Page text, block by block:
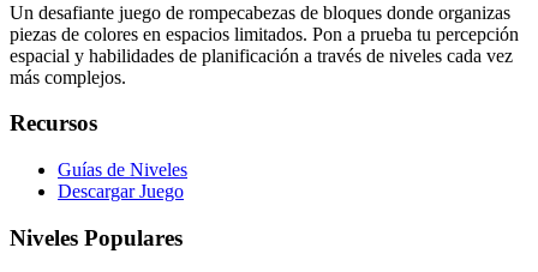
Un desafiante juego de rompecabezas de bloques donde organizas
piezas de colores en espacios limitados. Pon a prueba tu percepción
espacial y habilidades de planificación a través de niveles cada vez
más complejos.
Recursos
Guías de Niveles
Descargar Juego
Niveles Populares